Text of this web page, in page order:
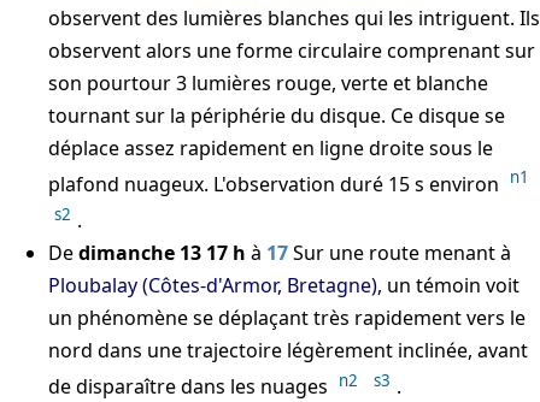
observent des lumières blanches qui les intriguent. Ils
observent alors une forme circulaire comprenant sur
son pourtour 3 lumières rouge, verte et blanche
tournant sur la périphérie du disque. Ce disque se
déplace assez rapidement en ligne droite sous le
plafond nuageux. L'observation duré 15 s environ
n1
s2 .
Dedimanche 13 17 h à 17Sur une route menant à
Ploubalay (Côtes-d'Armor, Bretagne), un témoin voit
un phénomène se déplaçant très rapidement vers le
nord dans une trajectoire légèrement inclinée, avant
de disparaître dans les nuages
n2 s3 .